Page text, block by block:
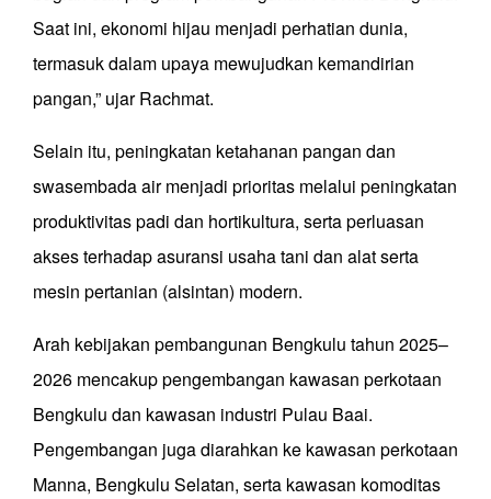
Saat ini, ekonomi hijau menjadi perhatian dunia,
termasuk dalam upaya mewujudkan kemandirian
pangan,” ujar Rachmat.
Selain itu, peningkatan ketahanan pangan dan
swasembada air menjadi prioritas melalui peningkatan
produktivitas padi dan hortikultura, serta perluasan
akses terhadap asuransi usaha tani dan alat serta
mesin pertanian (alsintan) modern.
Arah kebijakan pembangunan Bengkulu tahun 2025–
2026 mencakup pengembangan kawasan perkotaan
Bengkulu dan kawasan industri Pulau Baai.
Pengembangan juga diarahkan ke kawasan perkotaan
Manna, Bengkulu Selatan, serta kawasan komoditas